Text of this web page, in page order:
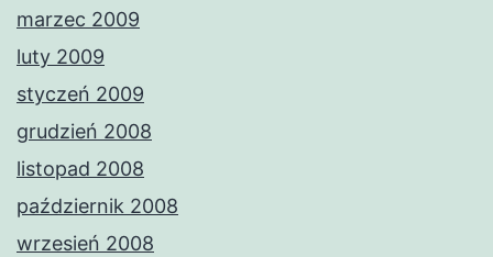
marzec 2009
luty 2009
styczeń 2009
grudzień 2008
listopad 2008
październik 2008
wrzesień 2008